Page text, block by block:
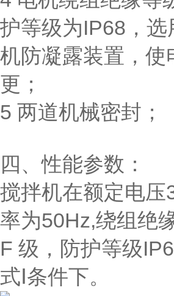
护等级为IP68，选
机防凝露装置，使
更；
5 两道机械密封；
四、性能参数：
搅拌机在额定电压
率为50Hz,绕组绝
F 级，防护等级
式Ⅰ条件下。